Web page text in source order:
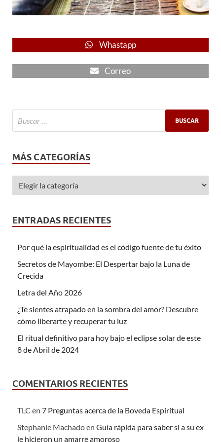
Whastapp
Correo
MÁS CATEGORÍAS
ENTRADAS RECIENTES
Por qué la espiritualidad es el código fuente de tu éxito
Secretos de Mayombe: El Despertar bajo la Luna de
Crecida
Letra del Año 2026
¿Te sientes atrapado en la sombra del amor? Descubre
cómo liberarte y recuperar tu luz
El ritual definitivo para hoy bajo el eclipse solar de este
8 de Abril de 2024
COMENTARIOS RECIENTES
TLC en 7 Preguntas acerca de la Boveda Espiritual
Stephanie Machadoen Guía rápida para saber si a su ex
le hicieron un amarre amoroso